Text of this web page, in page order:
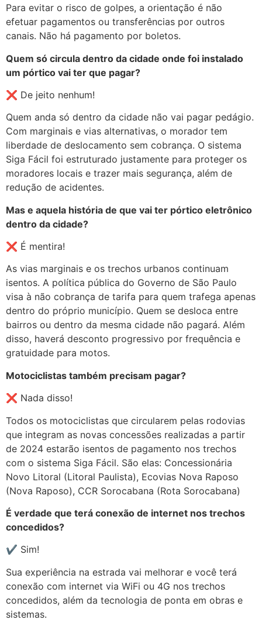
Para evitar o risco de golpes, a orientação é não
efetuar pagamentos ou transferências por outros
canais. Não há pagamento por boletos.
Quem só circula dentro da cidade onde foi instalado
um pórtico vai ter que pagar?
❌ De jeito nenhum!
Quem anda só dentro da cidade não vai pagar pedágio.
Com marginais e vias alternativas, o morador tem
liberdade de deslocamento sem cobrança. O sistema
Siga Fácil foi estruturado justamente para proteger os
moradores locais e trazer mais segurança, além de
redução de acidentes.
Mas e aquela história de que vai ter pórtico eletrônico
dentro da cidade?
❌ É mentira!
As vias marginais e os trechos urbanos continuam
isentos. A política pública do Governo de São Paulo
visa à não cobrança de tarifa para quem trafega apenas
dentro do próprio município. Quem se desloca entre
bairros ou dentro da mesma cidade não pagará. Além
disso, haverá desconto progressivo por frequência e
gratuidade para motos.
Motociclistas também precisam pagar?
❌ Nada disso!
Todos os motociclistas que circularem pelas rodovias
que integram as novas concessões realizadas a partir
de 2024 estarão isentos de pagamento nos trechos
com o sistema Siga Fácil. São elas: Concessionária
Novo Litoral (Litoral Paulista), Ecovias Nova Raposo
(Nova Raposo), CCR Sorocabana (Rota Sorocabana)
É verdade que terá conexão de internet nos trechos
concedidos?
✔️ Sim!
Sua experiência na estrada vai melhorar e você terá
conexão com internet via WiFi ou 4G nos trechos
concedidos, além da tecnologia de ponta em obras e
sistemas.